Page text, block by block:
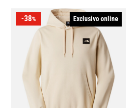
-38% Exclusivo online